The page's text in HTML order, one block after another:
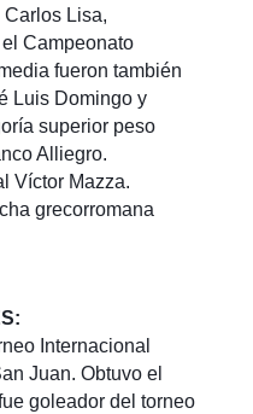
Lisa,
Campeonato
fueron también
Luis Domingo y
superior peso
Alliegro.
Víctor Mazza.
grecorromana
Internacional
Juan. Obtuvo el
goleador del torneo